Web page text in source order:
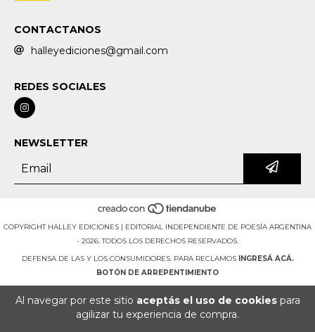
Al navegar por este sitio aceptás el uso de cookiespara
agilizar tu experiencia de compra.
CONTACTANOS
halleyediciones@gmail.com
REDES SOCIALES
NEWSLETTER
COPYRIGHT HALLEY EDICIONES | EDITORIAL INDEPENDIENTE DE POESÍA ARGENTINA
- 2026. TODOS LOS DERECHOS RESERVADOS.
DEFENSA DE LAS Y LOS CONSUMIDORES. PARA RECLAMOS
INGRESÁ ACÁ.
BOTÓN DE ARREPENTIMIENTO